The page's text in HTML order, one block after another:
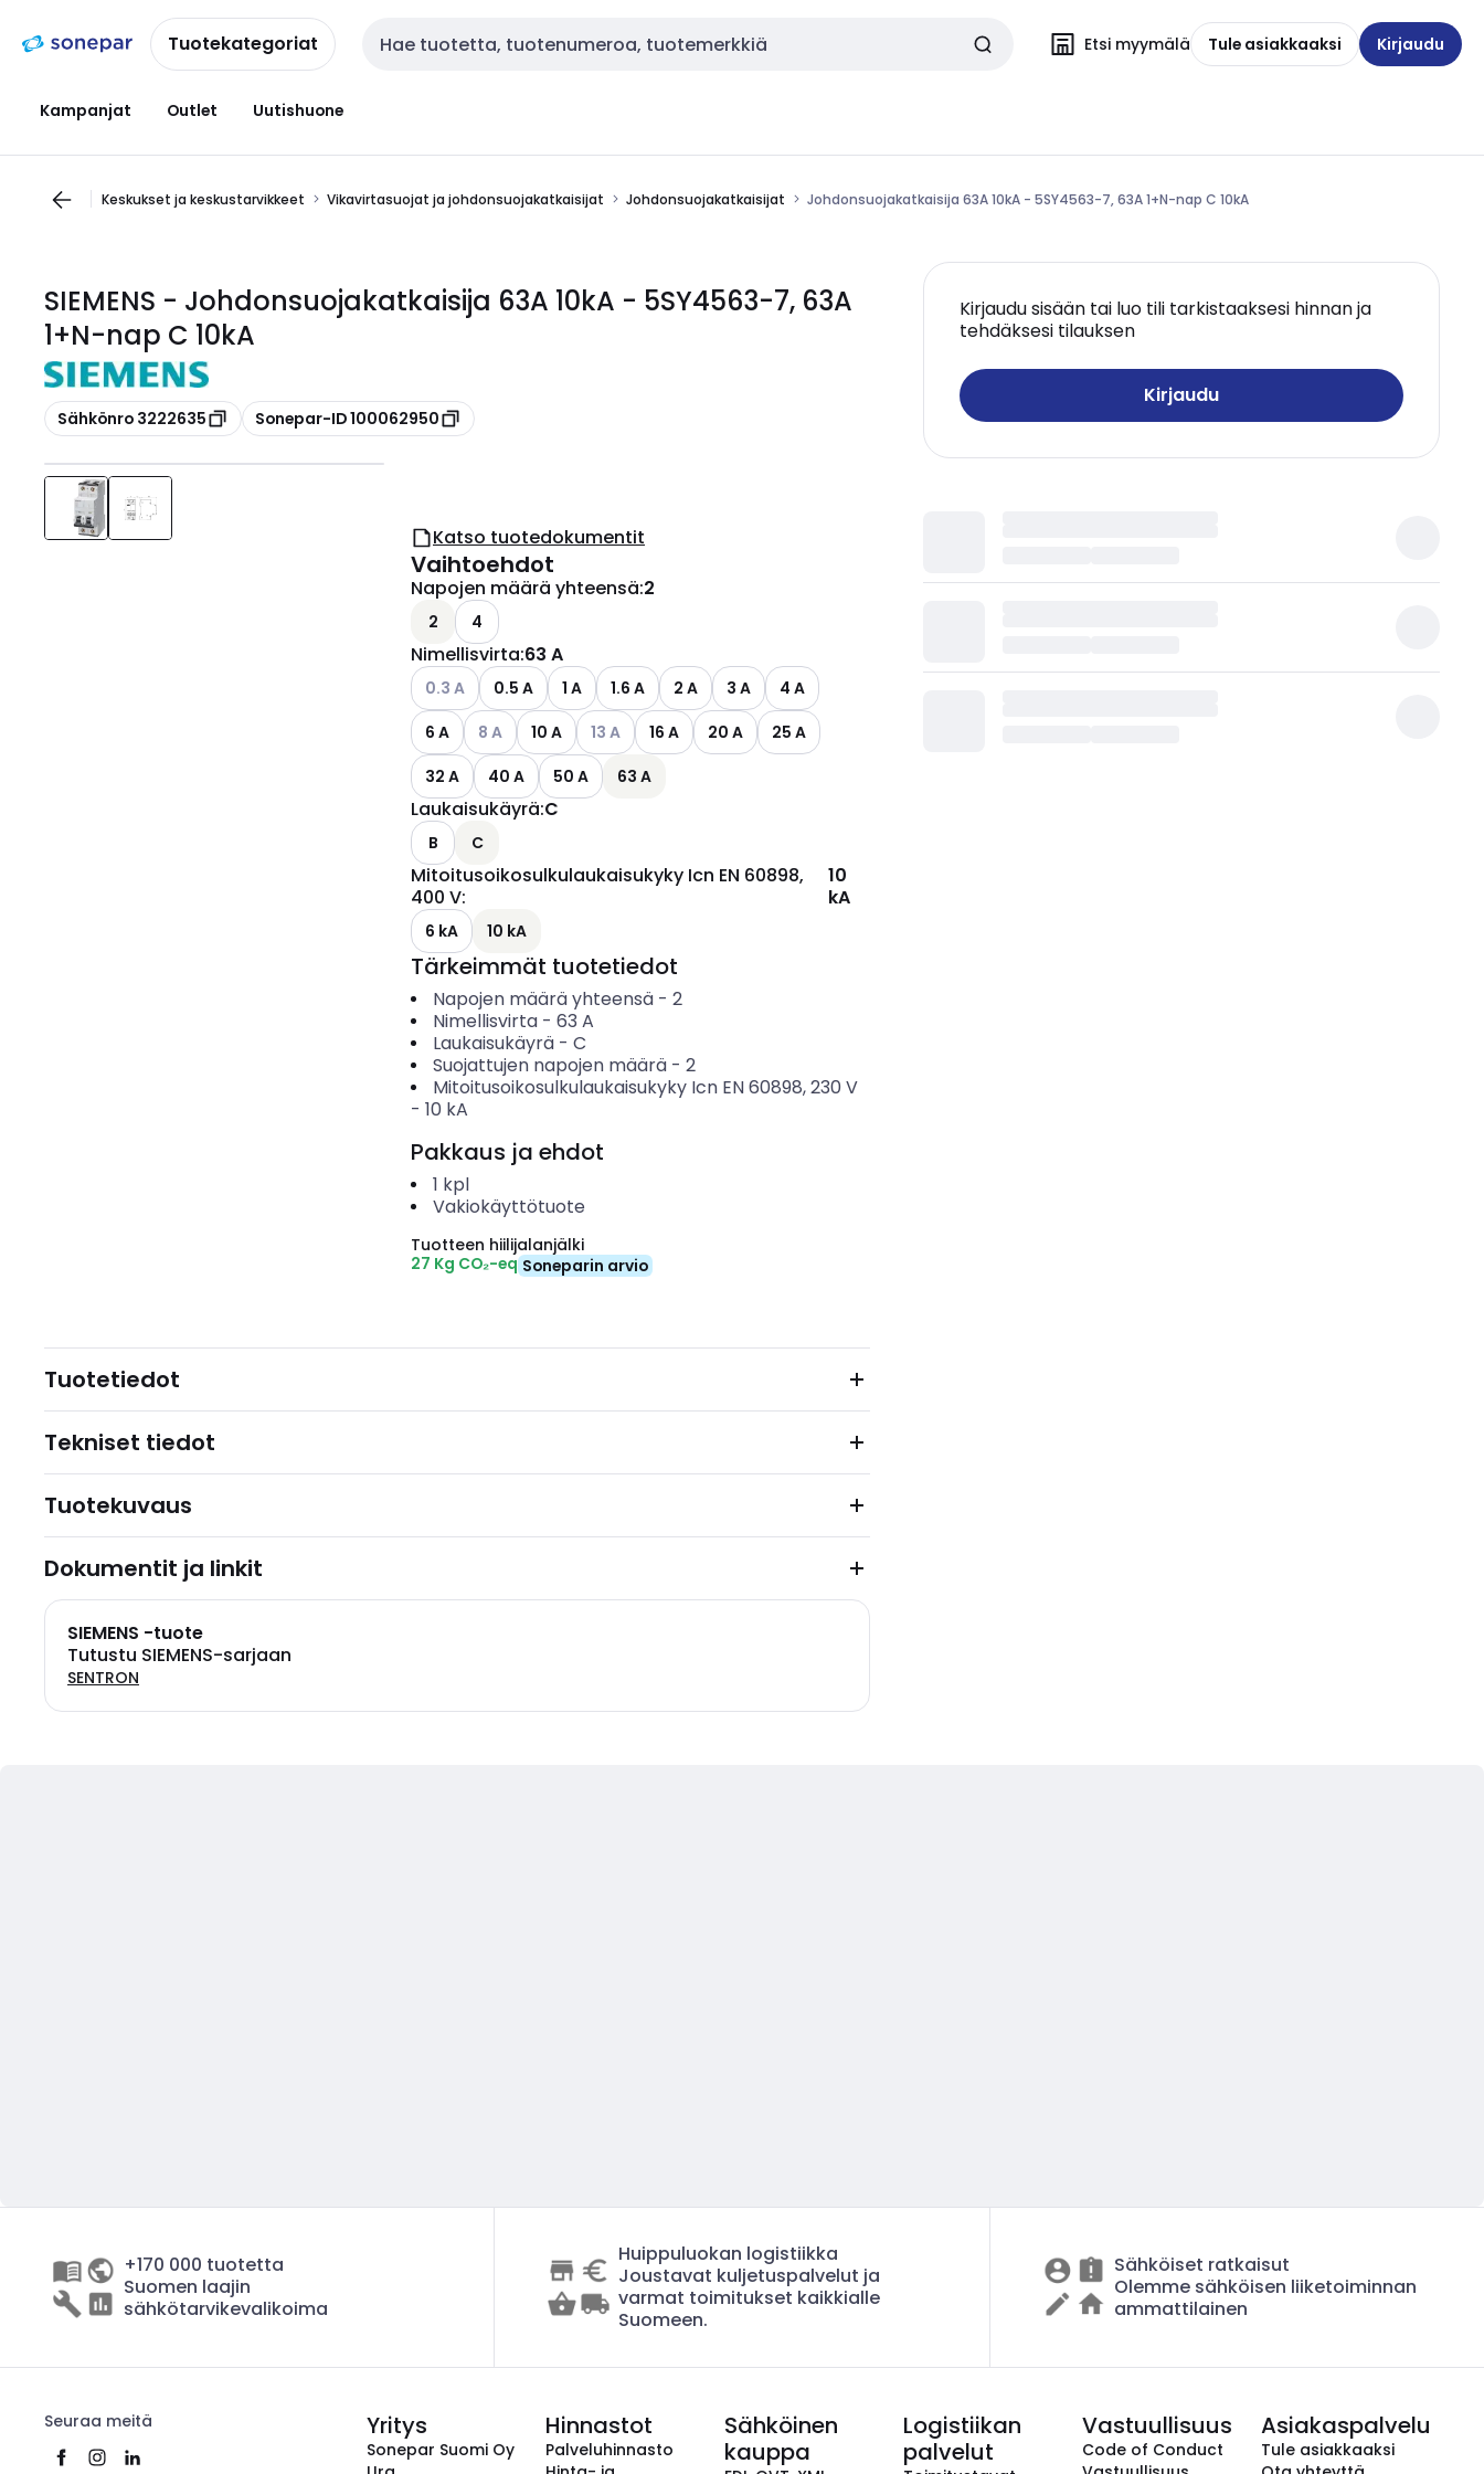
navigointiinsisältöönTuotekategoriat Haku Etsi myymälä Tule asiakkaaksi Kirjaudu
Kampanjat Outlet Uutishuone
Keskukset ja keskustarvikkeet Vikavirtasuojat ja johdonsuojakatkaisijat Johdonsuojakatkaisijat Johdonsuojakatkaisija 63A 10kA - 5SY4563-7, 63A 1+N-nap C 10kA
SIEMENS - Johdonsuojakatkaisija 63A 10kA - 5SY4563-7, 63A
1+N-nap C 10kA
Kopioi
Sähkönro 3222635 Kopioi
Sonepar-ID 100062950
Kirjaudu sisään tai luo tili tarkistaaksesi hinnan ja
tehdäksesi tilauksen
Kirjaudu
Katso tuotedokumentit
Vaihtoehdot
Napojen määrä yhteensä:2
2 4
Nimellisvirta:63 A
Katso käytettävissä olevat vaihtoehdot
0.3 A 0.5 A 1 A 1.6 A 2 A 3 A
4 A
6 A
Katso käytettävissä olevat vaihtoehdot
8 A 10 A Katso käytettävissä olevat vaihtoehdot
13 A 16 A 20 A
25 A
32 A
40 A 50 A 63 A
Laukaisukäyrä:C
B C
Mitoitusoikosulkulaukaisukyky Icn EN 60898,
400 V:
10
kA
6 kA 10 kA
Tärkeimmät tuotetiedot
Napojen määrä yhteensä- 2
Nimellisvirta- 63 A
Laukaisukäyrä- C
Suojattujen napojen määrä- 2
Mitoitusoikosulkulaukaisukyky Icn EN 60898, 230 V
- 10 kA
Pakkaus ja ehdot
1 kpl
Vakiokäyttötuote
Tuotteen hiilijalanjälki
27 Kg CO₂-eq Soneparin arvio
Tuotetiedot
Tekniset tiedot
Tuotekuvaus
Dokumentit ja linkit
SIEMENS -tuote
Tutustu SIEMENS-sarjaan
SENTRON
+170 000 tuotetta
Suomen laajin
sähkötarvikevalikoima
Huippuluokan logistiikka
Joustavat kuljetuspalvelut ja
varmat toimitukset kaikkialle
Suomeen.
Sähköiset ratkaisut
Olemme sähköisen liiketoiminnan
ammattilainen
Seuraa meitä Yritys
Sonepar Suomi Oy
Hinnastot
Palveluhinnasto
Sähköinen
kauppa
Logistiikan
palvelut
Vastuullisuus
Code of Conduct
Asiakaspalvelu
Tule asiakkaaksi